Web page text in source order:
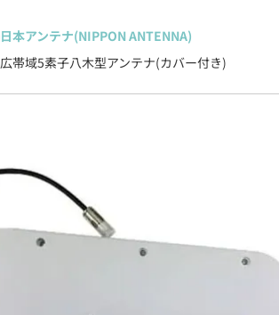
日本アンテナ(NIPPON ANTENNA)
広帯域5素子八木型アンテナ(カバー付き)